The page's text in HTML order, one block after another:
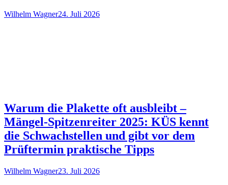
Wilhelm Wagner24. Juli 2026
Warum die Plakette oft ausbleibt –
Mängel-Spitzenreiter 2025: KÜS kennt
die Schwachstellen und gibt vor dem
Prüftermin praktische Tipps
Wilhelm Wagner23. Juli 2026